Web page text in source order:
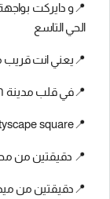
الحي التاسع
📍يعني انت
📍في قلب مدينة ٦ أكتوبر
📍cityscape square أمام
📍 دقيقتين من
📍دقيقتين من